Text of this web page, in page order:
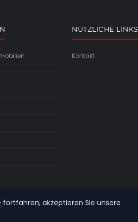
NÜTZLICHE LINKS
Kontakt
fortfahren, akzeptieren Sie unsere